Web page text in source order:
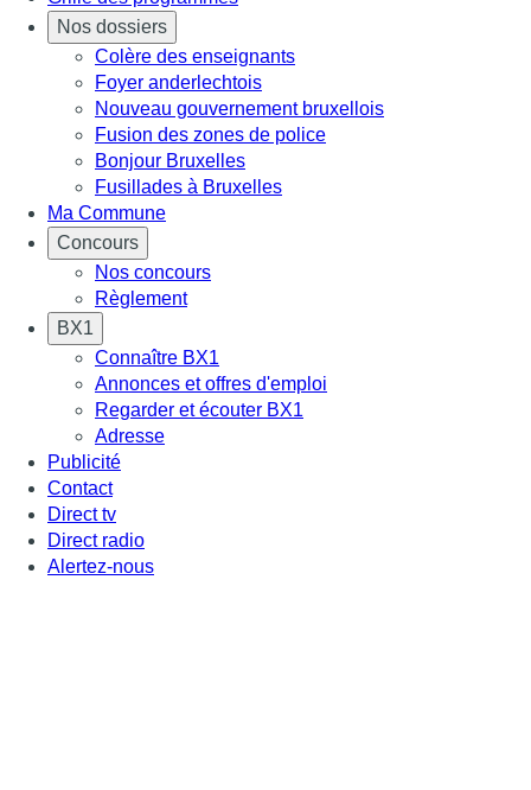
Nos dossiers
Colère des enseignants
Foyer anderlechtois
Nouveau gouvernement bruxellois
Fusion des zones de police
Bonjour Bruxelles
Fusillades à Bruxelles
Ma Commune
Concours
Nos concours
Règlement
BX1
Connaître BX1
Annonces et offres d'emploi
Regarder et écouter BX1
Adresse
Publicité
Contact
Direct tv
Direct radio
Alertez-nous